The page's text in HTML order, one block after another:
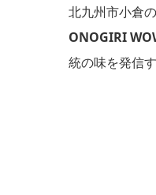
北九州市小倉
ONOGIRI
統の味を発信す